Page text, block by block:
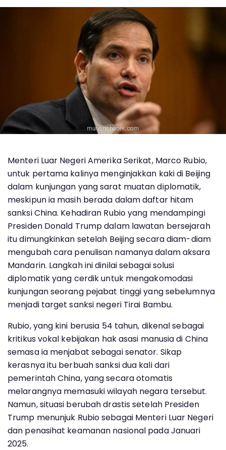
Menteri Luar Negeri Amerika Serikat, Marco Rubio,
untuk pertama kalinya menginjakkan kaki di Beijing
dalam kunjungan yang sarat muatan diplomatik,
meskipun ia masih berada dalam daftar hitam
sanksi China. Kehadiran Rubio yang mendampingi
Presiden Donald Trump dalam lawatan bersejarah
itu dimungkinkan setelah Beijing secara diam-diam
mengubah cara penulisan namanya dalam aksara
Mandarin. Langkah ini dinilai sebagai solusi
diplomatik yang cerdik untuk mengakomodasi
kunjungan seorang pejabat tinggi yang sebelumnya
menjadi target sanksi negeri Tirai Bambu.
Rubio, yang kini berusia 54 tahun, dikenal sebagai
kritikus vokal kebijakan hak asasi manusia di China
semasa ia menjabat sebagai senator. Sikap
kerasnya itu berbuah sanksi dua kali dari
pemerintah China, yang secara otomatis
melarangnya memasuki wilayah negara tersebut.
Namun, situasi berubah drastis setelah Presiden
Trump menunjuk Rubio sebagai Menteri Luar Negeri
dan penasihat keamanan nasional pada Januari
2025.